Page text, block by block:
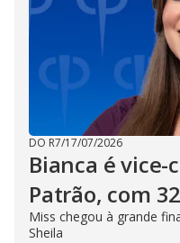
DO R7/17/07/2026
Bianca é vice-
Patrão, com
Miss chegou à grande
Sheila